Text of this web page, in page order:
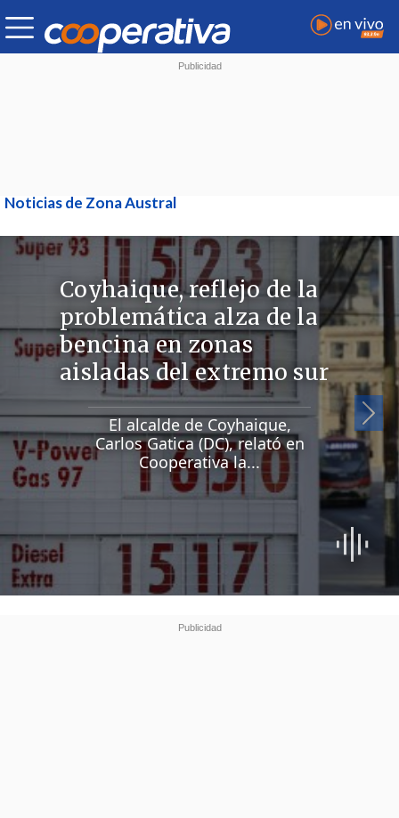
Noticias de Zona Austral
Coyhaique, reflejo de la
problemática alza de la
bencina en zonas
aisladas del extremo sur
El alcalde de Coyhaique,
Carlos Gatica (DC), relató en
Cooperativa la...